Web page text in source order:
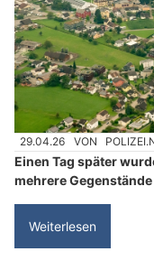
29.04.26 VON
Einen Tag später
mehrere
Weiterlesen